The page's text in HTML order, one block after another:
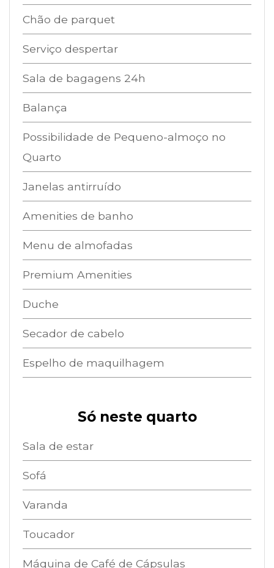
Chão de parquet
Serviço despertar
Sala de bagagens 24h
Balança
Possibilidade de Pequeno-almoço no
Quarto
Janelas antirruído
Amenities de banho
Menu de almofadas
Premium Amenities
Duche
Secador de cabelo
Espelho de maquilhagem
Só neste quarto
Sala de estar
Sofá
Varanda
Toucador
Máquina de Café de Cápsulas